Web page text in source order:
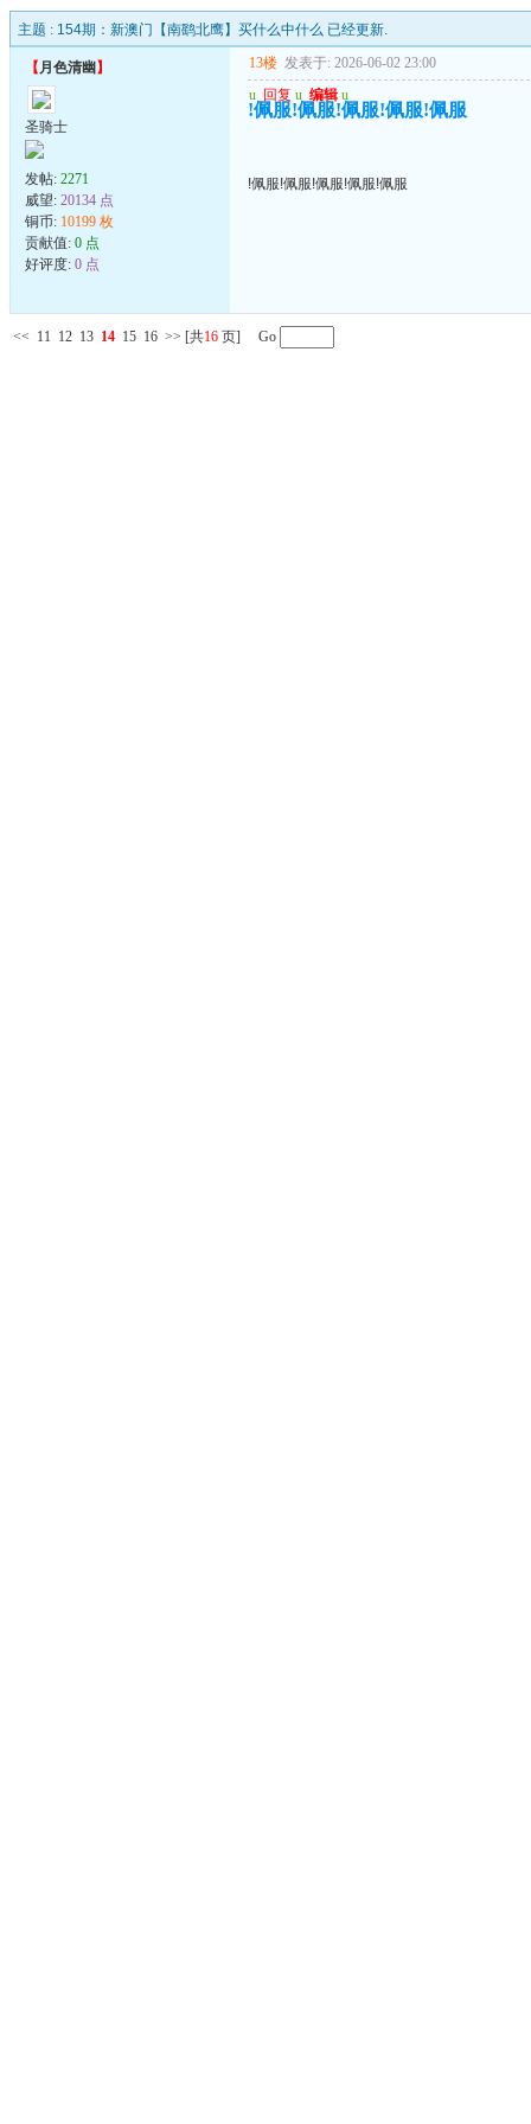
主题 : 154期：新澳门【南鹞北鹰】买什么中什么 已经更新.
【月色清幽 】
圣骑士
发帖: 2271
威望: 20134 点
铜币: 10199 枚
贡献值: 0 点
好评度: 0 点
13楼 发表于: 2026-06-02 23:00
u 回复 u 编辑 u
!佩服!佩服!佩服!佩服!佩服
!佩服!佩服!佩服!佩服!佩服
<< 11 12 13 14 15 16 >> [共16 页] Go